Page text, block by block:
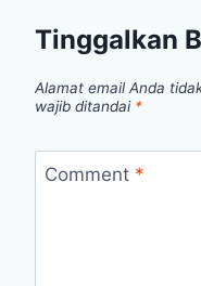
Tinggalkan
Alamat email Anda
wajib ditandai *
Comment *